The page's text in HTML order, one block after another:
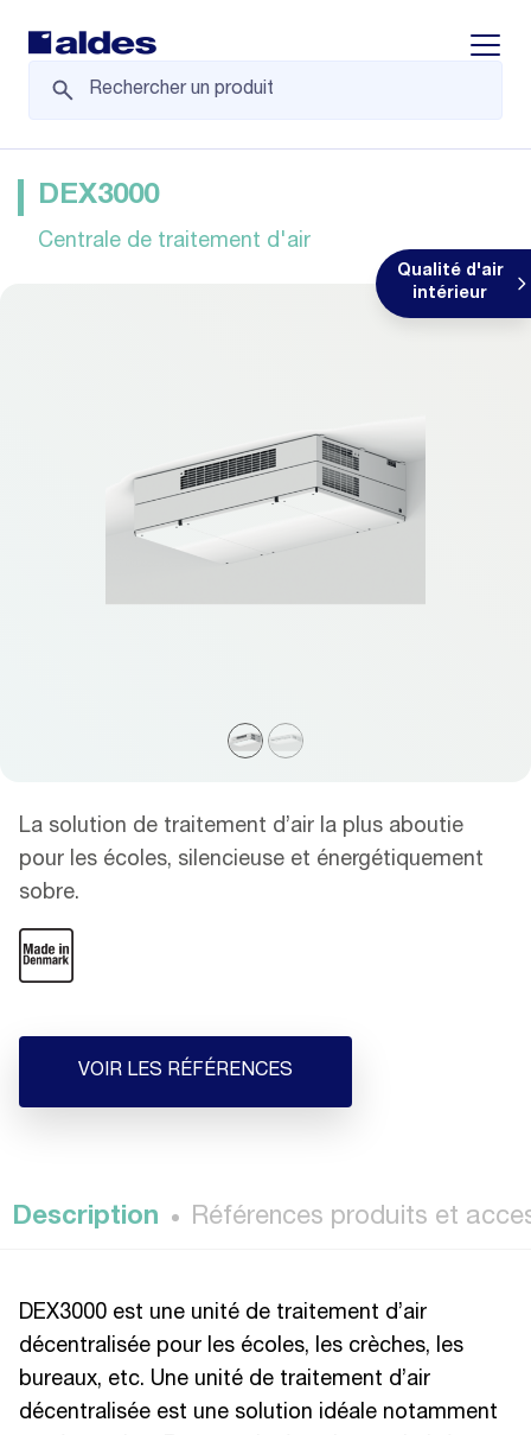
Qualité d'air
intérieur
DEX3000
Centrale de traitement d'air
La solution de traitement d’air la plus aboutie
pour les écoles, silencieuse et énergétiquement
sobre.
VOIR LES RÉFÉRENCES
Description Références produits et
DEX3000 est une unité de traitement d’air
décentralisée pour les écoles, les crèches, les
bureaux, etc. Une unité de traitement d’air
décentralisée est une solution idéale notamment